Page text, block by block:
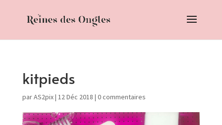
kitpieds
parAS2pix| 12 Déc 2018 | 0 commentaires